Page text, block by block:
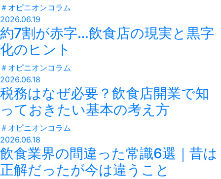
＃ オピニオンコラム
2026.06.19
約7割が赤字…飲食店の現実と黒字
化のヒント
＃ オピニオンコラム
2026.06.18
税務はなぜ必要？飲食店開業で知
っておきたい基本の考え方
＃ オピニオンコラム
2026.06.18
飲食業界の間違った常識6選｜昔は
正解だったが今は違うこと